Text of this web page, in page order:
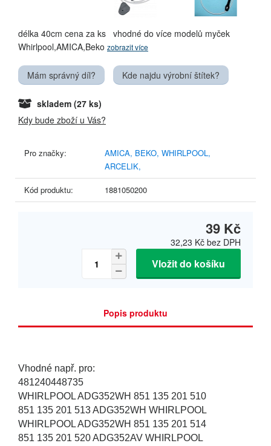
délka 40cm cena za ks vhodné do více modelů myček
Whirlpool,AMICA,Beko zobrazit více
Mám správný díl? Kde najdu výrobní štítek?
skladem (27 ks)
Kdy bude zboží u Vás?
Pro značky: AMICA, BEKO, WHIRLPOOL,
ARCELIK,
Kód produktu: 1881050200
39 Kč
32,23 Kč bez DPH
Vložit do košíku
Popis produktu
Vhodné např. pro:
481240448735
WHIRLPOOL ADG352WH 851 135 201 510
851 135 201 513 ADG352WH WHIRLPOOL
WHIRLPOOL ADG352WH 851 135 201 514
851 135 201 520 ADG352AV WHIRLPOOL